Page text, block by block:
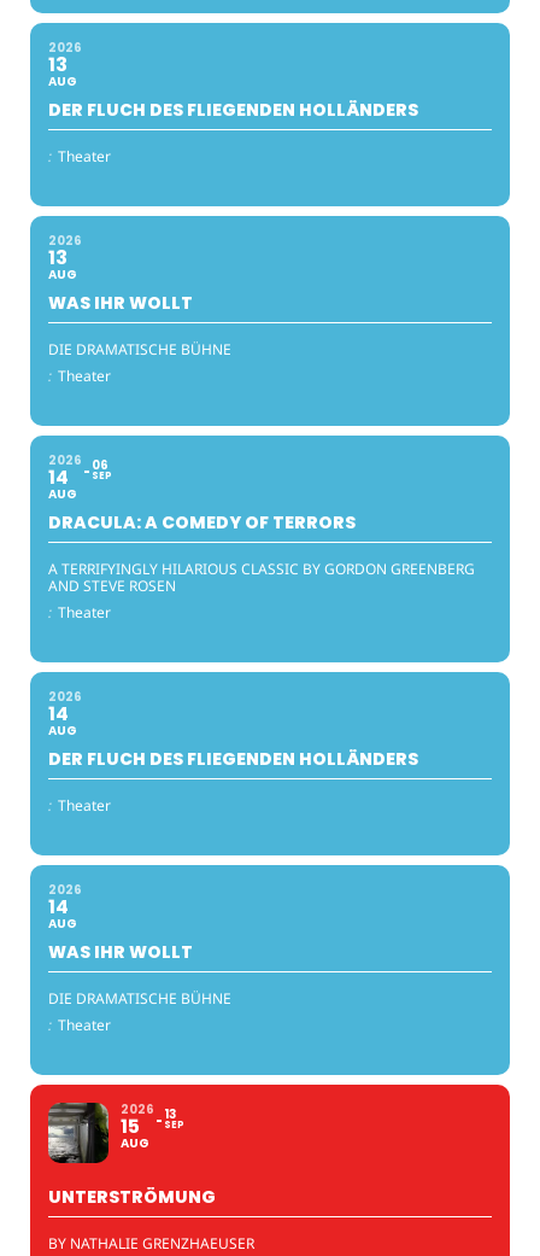
2026
13
AUG
DER FLUCH DES FLIEGENDEN HOLLÄNDERS
: Theater
2026
13
AUG
WAS IHR WOLLT
DIE DRAMATISCHE BÜHNE
: Theater
2026
14
AUG
06
SEP
DRACULA: A COMEDY OF TERRORS
A TERRIFYINGLY HILARIOUS CLASSIC BY GORDON GREENBERG
AND STEVE ROSEN
: Theater
2026
14
AUG
DER FLUCH DES FLIEGENDEN HOLLÄNDERS
: Theater
2026
14
AUG
WAS IHR WOLLT
DIE DRAMATISCHE BÜHNE
: Theater
2026
15
AUG
13
SEP
UNTERSTRÖMUNG
BY NATHALIE GRENZHAEUSER